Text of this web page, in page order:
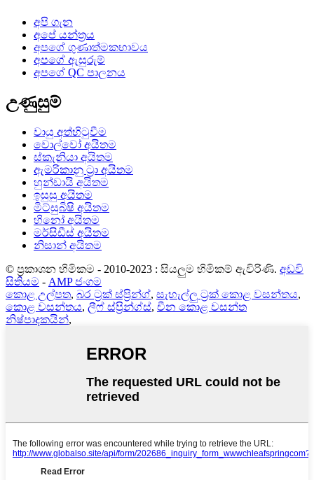
අපි ගැන
අපේ යන්ත්‍රය
අපගේ ගුණාත්මකභාවය
අපගේ ඇසුරුම්
අපගේ QC පාලනය
උණුසුම්
වායු අත්හිටුවීම
වොල්වෝ අයිතම
ස්කැනියා අයිතම
ඇමරිකානු ට්‍රා අයිතම
හුන්ඩායි අයිතම
ඉසුසු අයිතම
මිට්සුබිෂි අයිතම
හිනෝ අයිතම
මර්සිඩීස් අයිතම
නිසාන් අයිතම
© ප්‍රකාශන හිමිකම - 2010-2023 : සියලුම හිමිකම් ඇවිරිණි. අඩවි
සිතියම - AMP ජංගම
කොළ උල්පත, බර ට්‍රක් ස්ප්‍රින්ග්, සැහැල්ලු ට්‍රක් කොළ වසන්තය,
කොළ වසන්තය, ලීෆ් ස්ප්‍රින්ග්ස්, චීන කොළ වසන්ත
නිෂ්පාදකයින්,